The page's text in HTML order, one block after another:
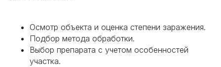
Осмотр объекта и оценка степени заражения.
Подбор метода обработки.
Выбор препарата с учетом особенностей
участка.
Получить консультацию
соглашением и политикой конфиденциальности